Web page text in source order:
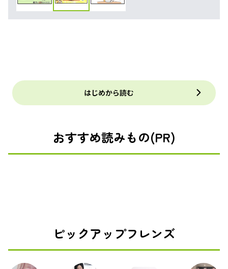
はじめから読む
おすすめ読みもの(PR)
ピックアップフレンズ